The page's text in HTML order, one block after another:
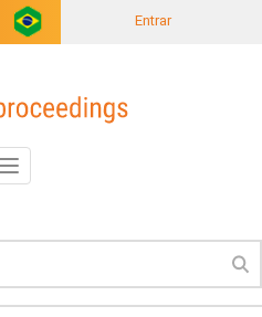
Entrar
Toggle
navigation